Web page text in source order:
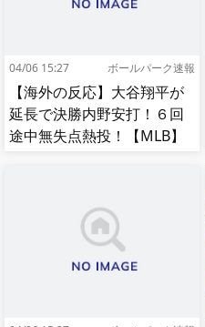
04/06 15:27 ボールパーク速報
【海外の反応】大谷翔平が
延長で決勝内野安打！６回
途中無失点熱投！【MLB】